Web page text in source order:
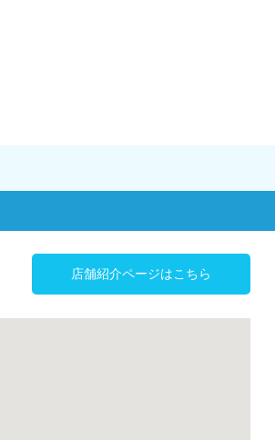
店舗紹介ページはこちら